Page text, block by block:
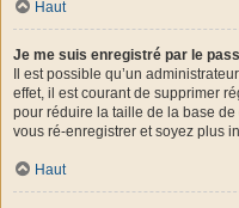
Haut
Je me suis enregistré par le
Il est possible qu’un
effet, il est courant de supprimer
pour réduire la taille de la base
vous ré-enregistrer et soyez plus
Haut